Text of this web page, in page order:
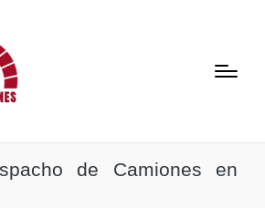
de Camiones en